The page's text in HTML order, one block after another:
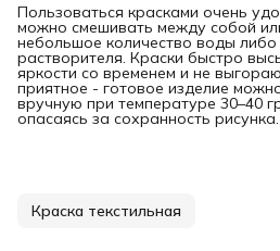
Пользоваться красками очень
можно смешивать между собой
небольшое количество воды либо
растворителя. Краски быстро
яркости со временем и не
приятное - готовое изделие
вручную при температуре 30–40
опасаясь за сохранность рисунка.
Краска текстильная